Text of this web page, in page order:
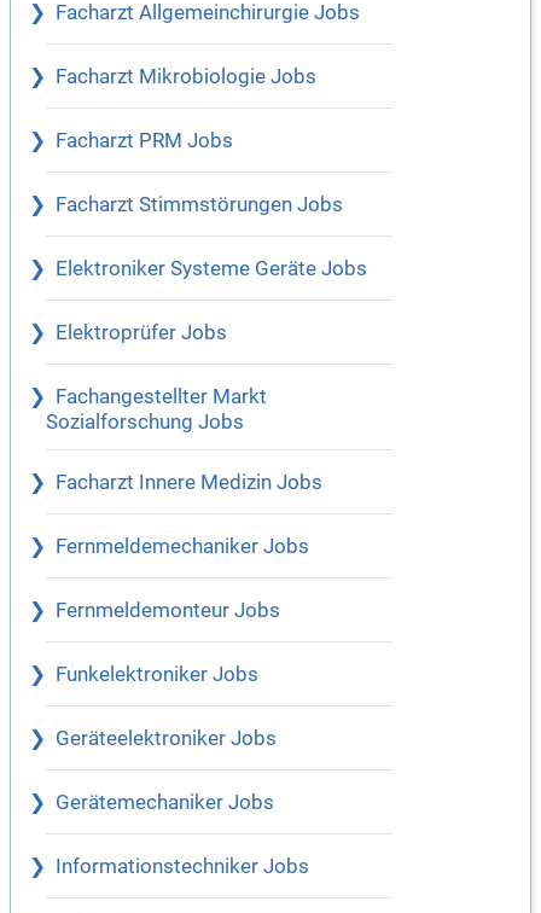
Facharzt Allgemeinchirurgie Jobs
Facharzt Mikrobiologie Jobs
Facharzt PRM Jobs
Facharzt Stimmstörungen Jobs
Elektroniker Systeme Geräte Jobs
Elektroprüfer Jobs
Fachangestellter Markt
Sozialforschung Jobs
Facharzt Innere Medizin Jobs
Fernmeldemechaniker Jobs
Fernmeldemonteur Jobs
Funkelektroniker Jobs
Geräteelektroniker Jobs
Gerätemechaniker Jobs
Informationstechniker Jobs